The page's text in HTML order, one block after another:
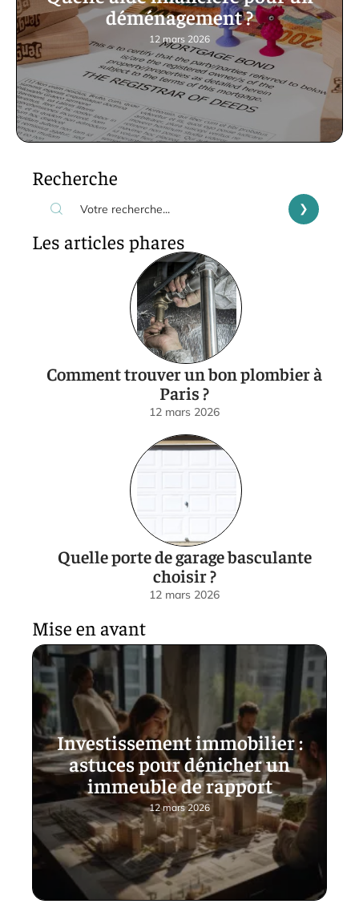
déménagement ?
12 mars 2026
Recherche
Les articles phares
Comment trouver un bon plombier à
Paris ?
12 mars 2026
Quelle porte de garage basculante
choisir ?
12 mars 2026
Mise en avant
Investissement immobilier :
astuces pour dénicher un
immeuble de rapport
12 mars 2026